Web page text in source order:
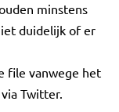
minstens
duidelijk of er
file vanwege het
Twitter.